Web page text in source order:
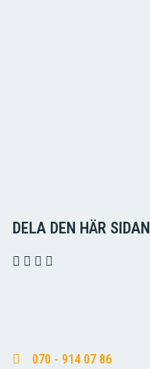
DELA DEN HÄR SIDAN
070 - 914 07 86